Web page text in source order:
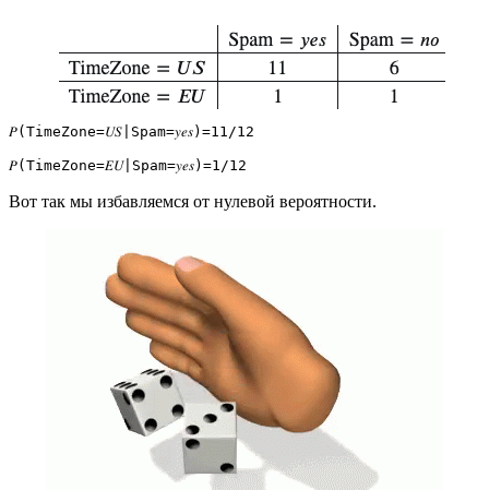
𝑃(TimeZone=𝑈𝑆|Spam=𝑦𝑒𝑠)=11/12
𝑃(TimeZone=𝐸𝑈|Spam=𝑦𝑒𝑠)=1/12
Вот так мы избавляемся от нулевой вероятности.